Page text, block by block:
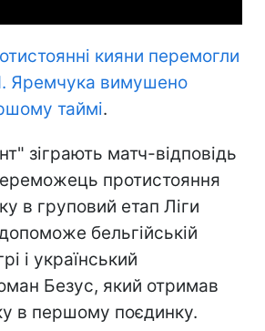
кияни перемогли
Яремчука вимушено
таймі.
зіграють матч-відповідь
протистояння
в груповий етап Ліги
бельгійській
і український
Безус, який отримав
в першому поєдинку.